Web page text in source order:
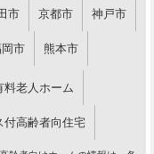
市 京都市 神戸市
市 熊本市
料老人ホーム
付高齢者向住宅